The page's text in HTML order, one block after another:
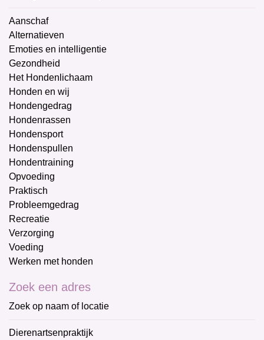
Aanschaf
Alternatieven
Emoties en intelligentie
Gezondheid
Het Hondenlichaam
Honden en wij
Hondengedrag
Hondenrassen
Hondensport
Hondenspullen
Hondentraining
Opvoeding
Praktisch
Probleemgedrag
Recreatie
Verzorging
Voeding
Werken met honden
Zoek een adres
Zoek op naam of locatie
Dierenartsenpraktijk